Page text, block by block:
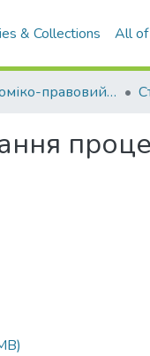
& Collections All of
04. Економіко-правовий факультет